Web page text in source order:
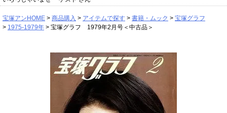
宝塚アンHOME 商品購入 アイテムで探す 書籍・ムック
宝塚グラフ
1975-1979年
宝塚グラフ 1979年2月号＜中古品＞